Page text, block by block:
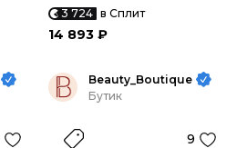
3 724 в Сплит
14 893 ₽
Beauty_Boutique
Бутик
9